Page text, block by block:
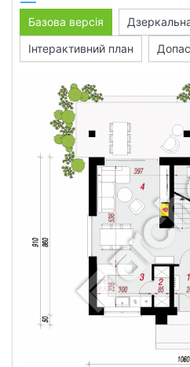
Базова версія
Інтерактивний план